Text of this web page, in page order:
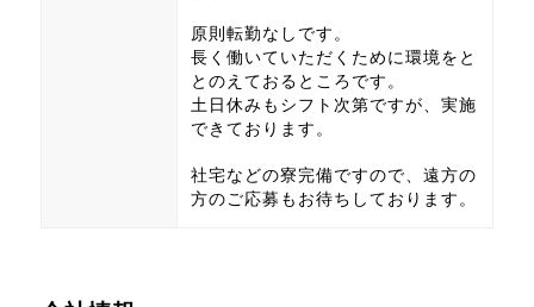
原則転勤なしです。
長く働いていただくために環境をと
とのえておるところです。
土日休みもシフト次第ですが、実施
できております。
社宅などの寮完備ですので、遠方の
方のご応募もお待ちしております。